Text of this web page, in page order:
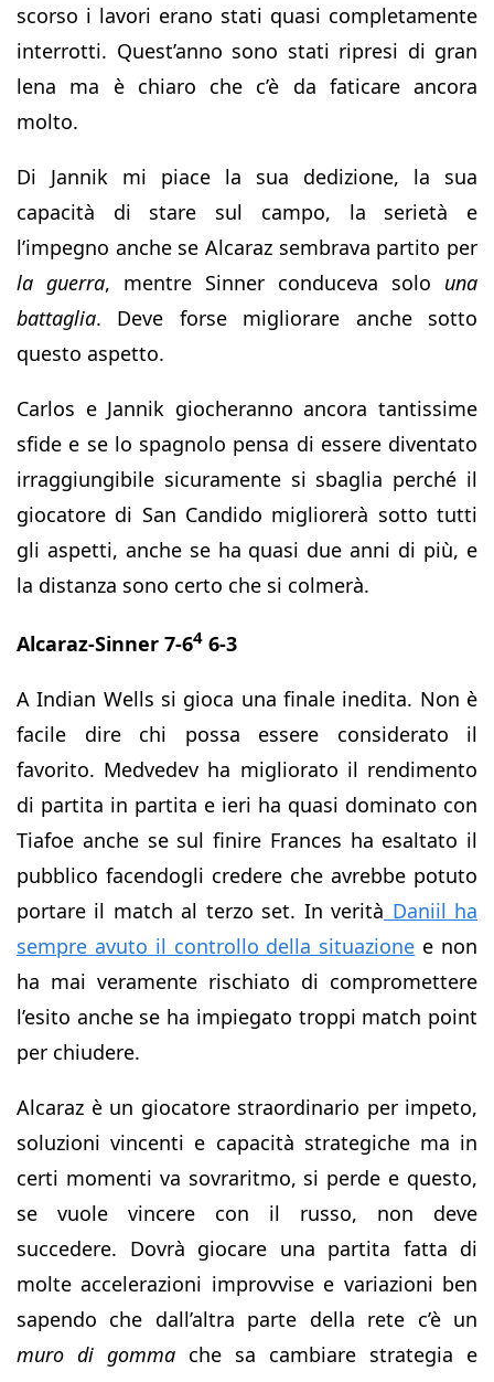
scorso i lavori erano stati quasi completamente
interrotti. Quest’anno sono stati ripresi di gran
lena ma è chiaro che c’è da faticare ancora
molto.
Di Jannik mi piace la sua dedizione, la sua
capacità di stare sul campo, la serietà e
l’impegno anche se Alcaraz sembrava partito per
la guerra, mentre Sinner conduceva solo una
battaglia. Deve forse migliorare anche sotto
questo aspetto.
Carlos e Jannik giocheranno ancora tantissime
sfide e se lo spagnolo pensa di essere diventato
irraggiungibile sicuramente si sbaglia perché il
giocatore di San Candido migliorerà sotto tutti
gli aspetti, anche se ha quasi due anni di più, e
la distanza sono certo che si colmerà.
Alcaraz-Sinner 7-64 6-3
A Indian Wells si gioca una finale inedita. Non è
facile dire chi possa essere considerato il
favorito. Medvedev ha migliorato il rendimento
di partita in partita e ieri ha quasi dominato con
Tiafoe anche se sul finire Frances ha esaltato il
pubblico facendogli credere che avrebbe potuto
portare il match al terzo set. In verità Daniil ha
sempre avuto il controllo della situazione e non
ha mai veramente rischiato di compromettere
l’esito anche se ha impiegato troppi match point
per chiudere.
Alcaraz è un giocatore straordinario per impeto,
soluzioni vincenti e capacità strategiche ma in
certi momenti va sovraritmo, si perde e questo,
se vuole vincere con il russo, non deve
succedere. Dovrà giocare una partita fatta di
molte accelerazioni improvvise e variazioni ben
sapendo che dall’altra parte della rete c’è un
muro di gomma che sa cambiare strategia e